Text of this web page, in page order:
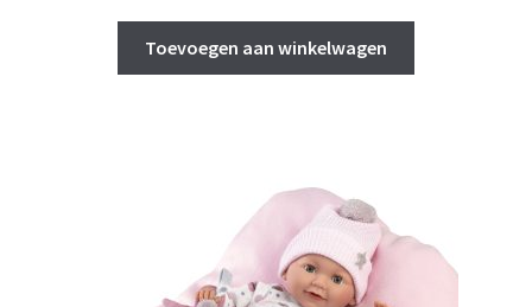
was:
€ 79,95.
is:
€ 76,00.
Toevoegen aan winkelwagen